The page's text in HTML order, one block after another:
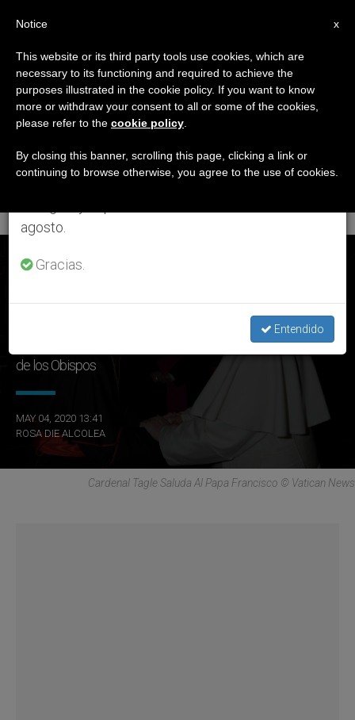
ETIQUETA
Posts Tagged
‘diócesis
Suburbicarias’
ÚLTIMAS NOTICIAS
El Papa introduce al cardenal Luis Antonio Tagle en la Orden
de los Obispos
MAY 04, 2020 13:41
ROSA DIE ALCOLEA
Cardenal Tagle Saluda Al Papa Francisco © Vatican News
×
Aviso importante
Del 27 de julio al 7 de agosto haremos la pausa
anual, aprovechando que en el periodo de verano
se generan menos informaciones y también el
agosto.
Gracias.
Entendido
x
Notice
This website or its third party tools use cookies, which are
necessary to its functioning and required to achieve the
purposes illustrated in the cookie policy. If you want to know
more or withdraw your consent to all or some of the cookies,
please refer to the cookie policy
By closing this banner, scrolling this page, clicking a link or
continuing to browse otherwise, you agree to the use of cookies.